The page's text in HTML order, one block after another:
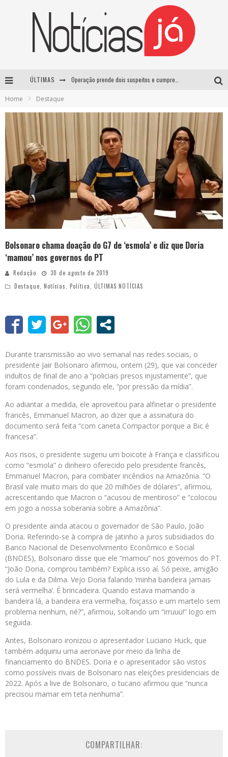
ÚLTIMAS
Lula sanciona lei que aumenta penas para crimes sexuais contra crianças e criminaliza uso de IA
Home Destaque
Bolsonaro chama doação do G7 de ‘esmola’ e diz que Doria
‘mamou’ nos governos do PT
Redação
30 de agosto de 2019
Destaque, Notícias, Política, ÚLTIMAS NOTÍCIAS
Durante transmissão ao vivo semanal nas redes sociais, o
presidente Jair Bolsonaro afirmou, ontem (29), que vai conceder
indultos de final de ano a “policiais presos injustamente”, que
foram condenados, segundo ele, “por pressão da mídia”.
Ao adiantar a medida, ele aproveitou para alfinetar o presidente
francês, Emmanuel Macron, ao dizer que a assinatura do
documento será feita “com caneta Compactor porque a Bic é
francesa”.
Aos risos, o presidente sugeriu um boicote à França e classificou
como “esmola” o dinheiro oferecido pelo presidente francês,
Emmanuel Macron, para combater incêndios na Amazônia. “O
Brasil vale muito mais do que 20 milhões de dólares”, afirmou,
acrescentando que Macron o “acusou de mentiroso” e “colocou
em jogo a nossa soberania sobre a Amazônia”.
O presidente ainda atacou o governador de São Paulo, João
Doria. Referindo-se à compra de jatinho a juros subsidiados do
Banco Nacional de Desenvolvimento Econômico e Social
(BNDES), Bolsonaro disse que ele “mamou” nos governos do PT.
“João Doria, comprou também? Explica isso aí. Só peixe, amigão
do Lula e da Dilma. Vejo Doria falando ‘minha bandeira jamais
será vermelha’. É brincadeira. Quando estava mamando a
bandeira lá, a bandeira era vermelha, foiçasso e um martelo sem
problema nenhum, né?”, afirmou, soltando um “irruuu!” logo em
seguida.
Antes, Bolsonaro ironizou o apresentador Luciano Huck, que
também adquiriu uma aeronave por meio da linha de
financiamento do BNDES. Doria e o apresentador são vistos
como possíveis rivais de Bolsonaro nas eleições presidenciais de
2022. Após a live de Bolsonaro, o tucano afirmou que “nunca
precisou mamar em teta nenhuma”.
COMPARTILHAR: